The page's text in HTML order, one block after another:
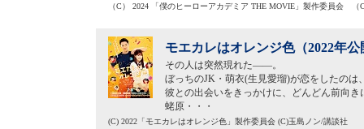
（C） 2024 「僕のヒーローアカデミア THE MOVIE」製作委員会 （
モエカレはオレンジ色（2022年公
その人は突然現れた――。
ぼっちのJK・萌衣(生見愛瑠)が恋をしたの
彼との出会いをきっかけに、どんどん前向き
蛯原・・・
(C) 2022「モエカレはオレンジ色」製作委員会 (C)玉島ノン/講談社